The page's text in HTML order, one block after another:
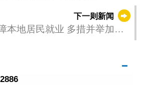
年会”助力澳门“中葡平台”建设
下一则新闻
本地居民就业 多措并举加快